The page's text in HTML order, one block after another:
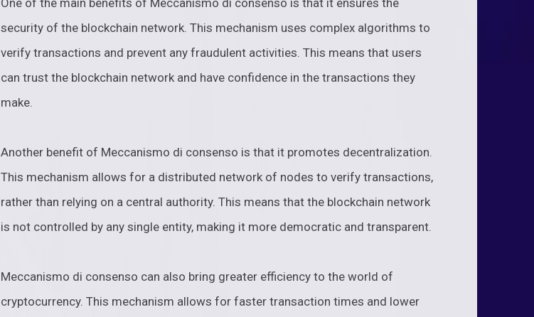
One of the main benefits of Meccanismo di consenso is that it ensures the
security of the blockchain network. This mechanism uses complex algorithms to
verify transactions and prevent any fraudulent activities. This means that users
can trust the blockchain network and have confidence in the transactions they
make.
Another benefit of Meccanismo di consenso is that it promotes decentralization.
This mechanism allows for a distributed network of nodes to verify transactions,
rather than relying on a central authority. This means that the blockchain network
is not controlled by any single entity, making it more democratic and transparent.
Meccanismo di consenso can also bring greater efficiency to the world of
cryptocurrency. This mechanism allows for faster transaction times and lower